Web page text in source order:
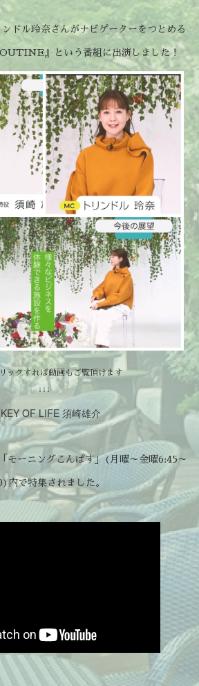
ドル玲奈さんがナビゲーターをつとめる
』という番組に出演しました！
ックすれば動画もご覧頂けます
↓↓↓
モーニングこんぱす」(月曜～金曜6:45～
内で特集されました。